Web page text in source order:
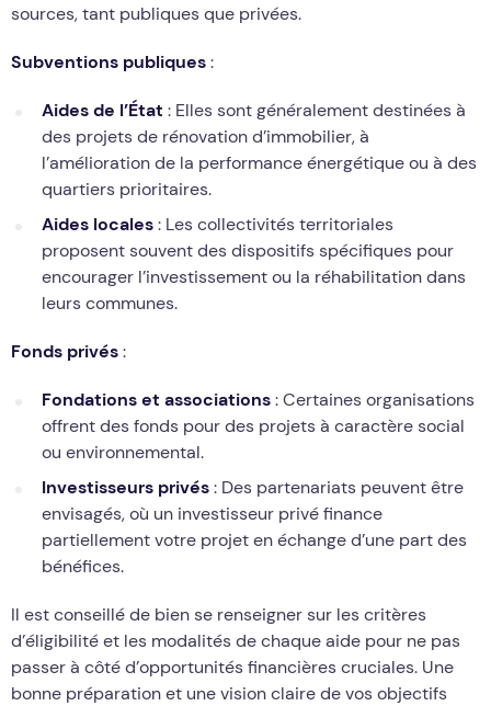
sources, tant publiques que privées.
Subventions publiques:
Aides de l’État : Elles sont généralement destinées à
des projets de rénovation d’immobilier, à
l’amélioration de la performance énergétique ou à des
quartiers prioritaires.
Aides locales: Les collectivités territoriales
proposent souvent des dispositifs spécifiques pour
encourager l’investissement ou la réhabilitation dans
leurs communes.
Fonds privés:
Fondations et associations: Certaines organisations
offrent des fonds pour des projets à caractère social
ou environnemental.
Investisseurs privés: Des partenariats peuvent être
envisagés, où un investisseur privé finance
partiellement votre projet en échange d’une part des
bénéfices.
Il est conseillé de bien se renseigner sur les critères
d’éligibilité et les modalités de chaque aide pour ne pas
passer à côté d’opportunités financières cruciales. Une
bonne préparation et une vision claire de vos objectifs